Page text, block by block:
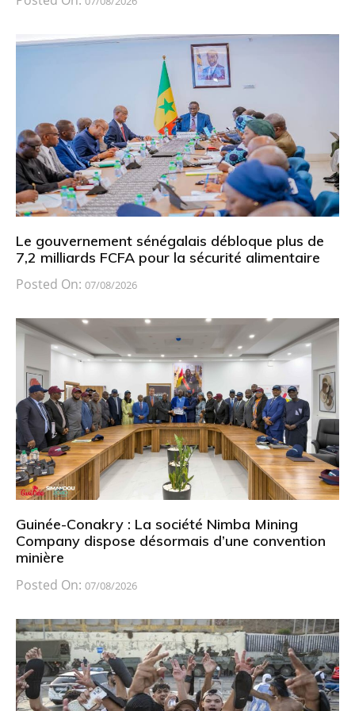
Le gouvernement sénégalais débloque plus de
7,2 milliards FCFA pour la sécurité alimentaire
Posted On: 07/08/2026
Guinée-Conakry : La société Nimba Mining
Company dispose désormais d’une convention
minière
Posted On: 07/08/2026